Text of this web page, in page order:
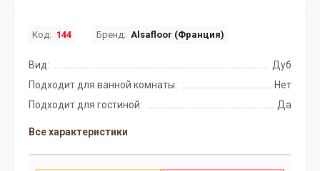
Код: 144 Бренд: Alsafloor (Франция)
Вид:
Дуб
Подходит для ванной комнаты:
Нет
Подходит для гостиной:
Да
Все характеристики